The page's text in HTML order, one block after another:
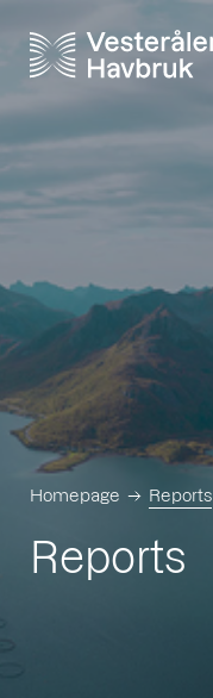
Homepage Reports
Reports